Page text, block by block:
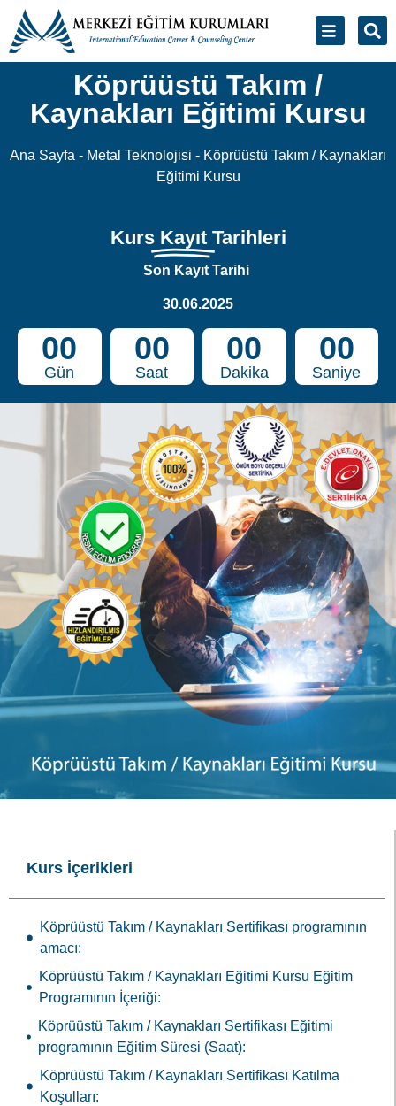
Köprüüstü Takım /
Kaynakları Eğitimi Kursu
Ana Sayfa - Metal Teknolojisi - Köprüüstü Takım / Kaynakları
Eğitimi Kursu
Kurs Kayıt Tarihleri
Son Kayıt Tarihi
30.06.2025
00
Gün
00
Saat
00
Dakika
00
Saniye
Kurs İçerikleri
Köprüüstü Takım / Kaynakları Sertifikası programının
amacı:
Köprüüstü Takım / Kaynakları Eğitimi Kursu Eğitim
Programının İçeriği:
Köprüüstü Takım / Kaynakları Sertifikası Eğitimi
programının Eğitim Süresi (Saat):
Köprüüstü Takım / Kaynakları Sertifikası Katılma
Koşulları: